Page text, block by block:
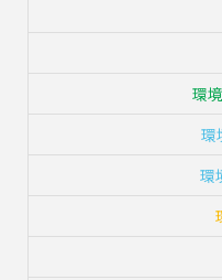
環
環
環